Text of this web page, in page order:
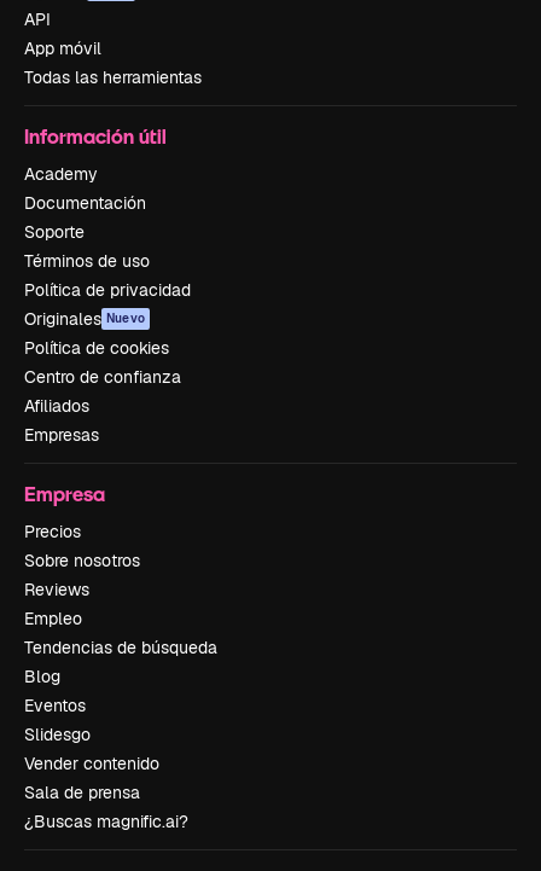
API
App móvil
Todas las herramientas
Información útil
Academy
Documentación
Soporte
Términos de uso
Política de privacidad
Originales Nuevo
Política de cookies
Centro de confianza
Afiliados
Empresas
Empresa
Precios
Sobre nosotros
Reviews
Empleo
Tendencias de búsqueda
Blog
Eventos
Slidesgo
Vender contenido
Sala de prensa
¿Buscas magnific.ai?